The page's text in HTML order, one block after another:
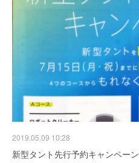
2019.05.09 10:28
新型タント先行予約キャンペーン